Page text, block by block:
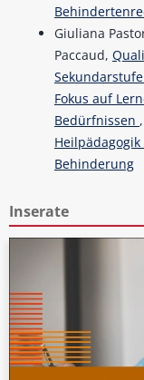
Giuliana
Paccaud,
Fokus auf
Bedürfnissen ,
Behinderung
Inserate